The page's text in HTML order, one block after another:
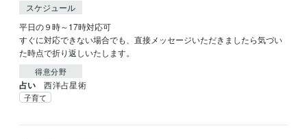
スケジュール
平日の９時～17時対応可
すぐに対応できない場合でも、直接メッセージいただきましたら気づい
た時点で折り返しいたします。
得意分野
占い 西洋占星術
子育て